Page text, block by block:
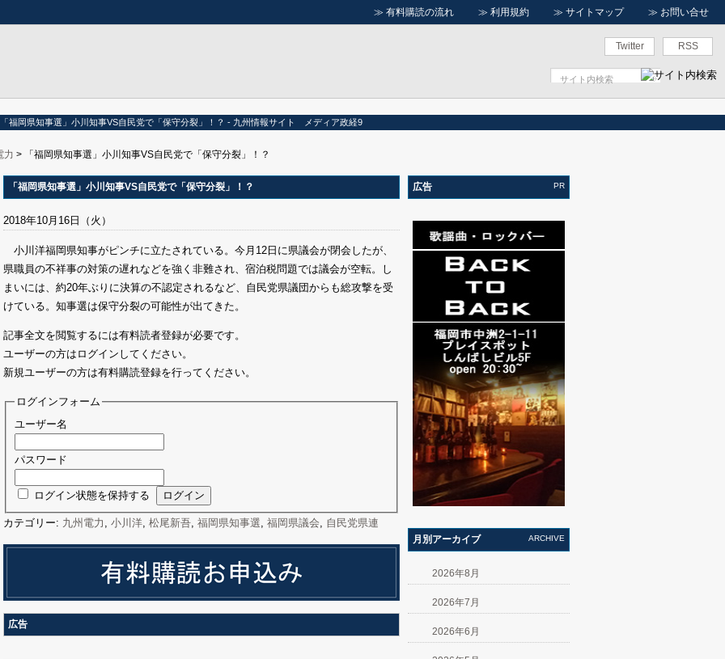
≫ 有料購読の流れ ≫ 利用規約 ≫ サイトマップ ≫ お問い合せ
Twitter RSS
「福岡県知事選」小川知事VS自民党で「保守分裂」！？ - 九州情報サイト メディア政経9
力 > 「福岡県知事選」小川知事VS自民党で「保守分裂」！？
「福岡県知事選」小川知事VS自民党で「保守分裂」！？
2018年10月16日（火）
小川洋福岡県知事がピンチに立たされている。今月12日に県議会が閉会したが、
県職員の不祥事の対策の遅れなどを強く非難され、宿泊税問題では議会が空転。し
まいには、約20年ぶりに決算の不認定されるなど、自民党県議団からも総攻撃を受
けている。知事選は保守分裂の可能性が出てきた。
記事全文を閲覧するには有料読者登録が必要です。
ユーザーの方はログインしてください。
新規ユーザーの方は有料購読登録を行ってください。
ログインフォーム
ユーザー名
パスワード
ログイン状態を保持する
カテゴリー: 九州電力 小川洋 松尾新吾 福岡県知事選 福岡県議会 自民党県連
広告
広告 PR
月別アーカイブ ARCHIVE
2026年8月
2026年7月
2026年6月